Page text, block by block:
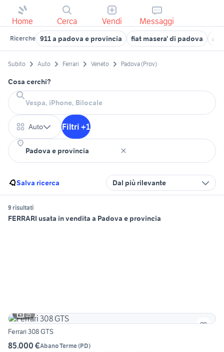
Home Cerca Vendi Messaggi
Ricerche 911 a padova e provincia fiat masera' di padova
Subito Auto Ferrari Veneto Padova (Prov)
Cosa cerchi?
Auto Filtri +1
Salva ricerca Dal più rilevante
9 risultati
FERRARI usata in vendita a Padova e provincia
15
Ferrari 308 GTS
85.000 €Abano Terme(PD)